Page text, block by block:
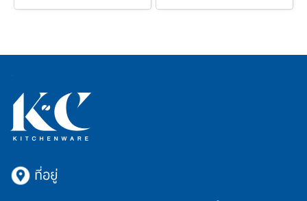
ที่อยู่